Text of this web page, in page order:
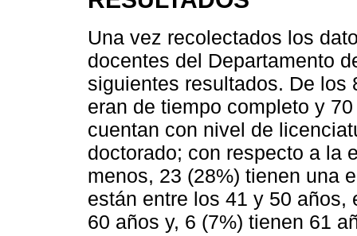
Una vez recolectados los
docentes del Departamento
siguientes resultados. De los
eran de tiempo completo y
cuentan con nivel de
doctorado; con respecto a la
menos, 23 (28%) tienen una
están entre los 41 y 50
60 años y, 6 (7%) tienen 61